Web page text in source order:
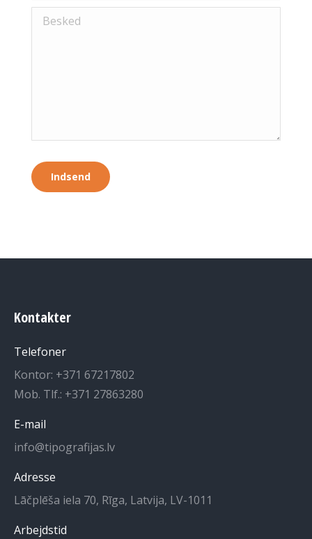
Kontakter
Telefoner
Kontor: +371 67217802
Mob. Tlf.: +371 27863280
E-mail
info@tipografijas.lv
Adresse
Lāčplēša iela 70, Rīga, Latvija, LV-1011
Arbejdstid